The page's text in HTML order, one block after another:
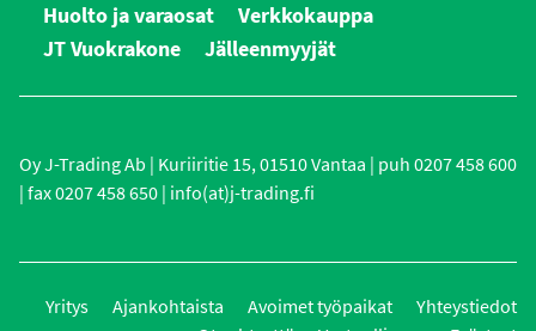
Huolto ja varaosat
Verkkokauppa
JT Vuokrakone
Jälleenmyyjät
Oy J-Trading Ab | Kuriiritie 15, 01510 Vantaa | puh 0207 458 600
| fax 0207 458 650 | info(at)j-trading.fi
Yritys Ajankohtaista Avoimet työpaikat
Yhteystiedot